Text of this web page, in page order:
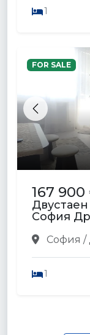
1
Previous
FOR SALE
167 900
София
София /
1